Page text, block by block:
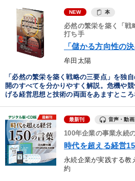
NEW 本
必然の繁栄を築く「戦
打ち手
「儲かる方向性の決
牟田太陽
「必然の繁栄を築く戦略の三要点」を独
開のすべてを分かりやすく解説。危機や
げる経営思想と技術の両面をあますとこ
最新刊 音声・動画
100年企業の事業永続
時代を超える経営
永続企業が実践する教
約